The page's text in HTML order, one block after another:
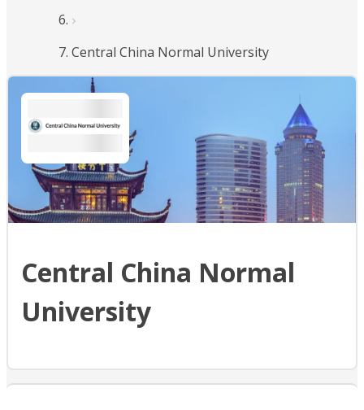
Central China Normal University
Central China Normal
University